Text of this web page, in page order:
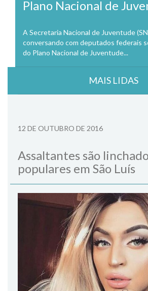
Plano Nacional de
A Secretaria Nacional de Juventude
conversando com deputados federais
do Plano Nacional de Juventude...
MAIS LIDAS
12 DE OUTUBRO DE 2016
Assaltantes são
populares em São Luís